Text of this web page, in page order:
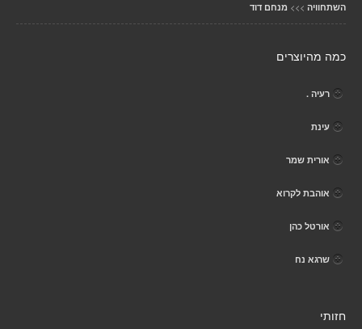
השתחוויה >>> מנחם דוד
כמה מהיוצרים
רעיה .
עינת
אורית שמר
אוהבת לקרוא
אורטל כהן
שרגא נח
חזותי